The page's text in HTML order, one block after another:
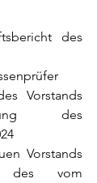
des
Vorstands
des
Vorstands
des vom